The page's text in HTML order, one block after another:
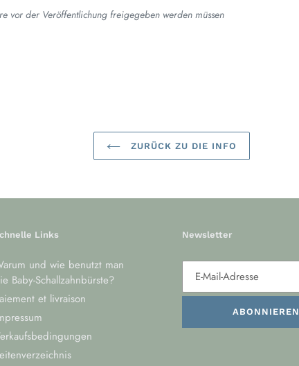
vor der Veröffentlichung freigegeben werden müssen
ZURÜCK ZU DIE INFO
Links
und wie benutzt man
Baby-Schallzahnbürste?
et livraison
Newsletter
ABONNIEREN